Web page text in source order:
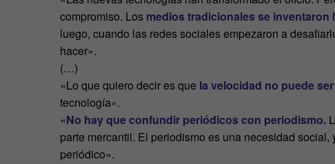
compromiso. Los medios tradicionales se
luego, cuando las redes sociales empezaron a
hacer».
(…)
«Lo que quiero decir es que la velocidad no puede
tecnología».
«No hay que confundir periódicos con periodismo.
parte mercantil. El periodismo es una necesidad
periódico».